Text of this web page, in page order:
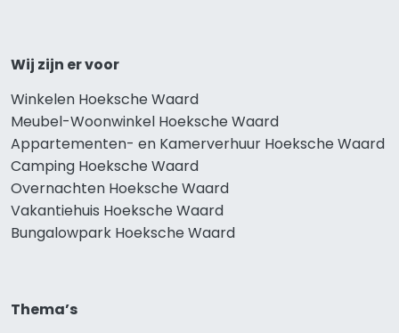
Wij zijn er voor
Winkelen Hoeksche Waard
Meubel-Woonwinkel Hoeksche Waard
Appartementen- en Kamerverhuur Hoeksche Waard
Camping Hoeksche Waard
Overnachten Hoeksche Waard
Vakantiehuis Hoeksche Waard
Bungalowpark Hoeksche Waard
Thema’s